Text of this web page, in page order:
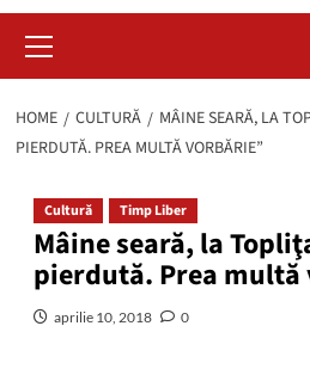
Menu
HOME CULTURĂ
MÂINE SEARĂ, LA
PIERDUTĂ. PREA MULTĂ VORBĂRIE”
Cultură Timp Liber
Mâine seară, la
pierdută. Prea
aprilie 10, 2018 0